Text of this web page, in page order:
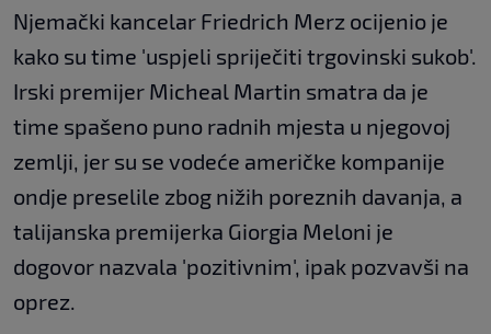
Njemački kancelar Friedrich Merz ocijenio je
kako su time 'uspjeli spriječiti trgovinski sukob'.
Irski premijer Micheal Martin smatra da je
time spašeno puno radnih mjesta u njegovoj
zemlji, jer su se vodeće američke kompanije
ondje preselile zbog nižih poreznih davanja, a
talijanska premijerka Giorgia Meloni je
dogovor nazvala 'pozitivnim', ipak pozvavši na
oprez.